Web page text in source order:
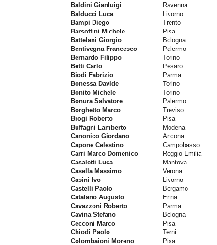
Baldini Gianluigi
Ravenna
Balducci Luca
Livorno
Bampi Diego
Trento
Barsottini Michele
Pisa
Battelani Giorgio
Bologna
Bentivegna Francesco
Palermo
Bernardo Filippo
Torino
Betti Carlo
Pesaro
Biodi Fabrizio
Parma
Bonessa Davide
Torino
Bonito Michele
Torino
Bonura Salvatore
Palermo
Borghetto Marco
Treviso
Brogi Roberto
Pisa
Buffagni Lamberto
Modena
Canonico Giordano
Ancona
Capone Celestino
Campobasso
Carri Marco Domenico
Reggio Emilia
Casaletti Luca
Mantova
Casella Massimo
Verona
Casini Ivo
Livorno
Castelli Paolo
Bergamo
Catalano Augusto
Enna
Cavazzoni Roberto
Parma
Cavina Stefano
Bologna
Cecconi Marco
Pisa
Chiodi Paolo
Terni
Colombaioni Moreno
Pisa